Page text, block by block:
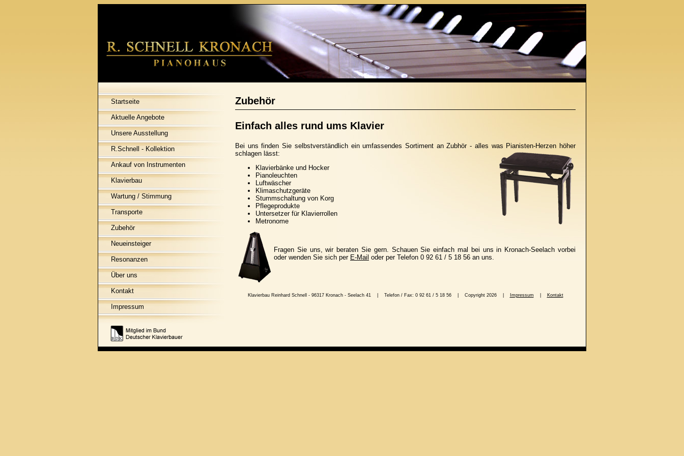
Startseite
Aktuelle Angebote
Unsere Ausstellung
R.Schnell - Kollektion
Ankauf von Instrumenten
Klavierbau
Wartung / Stimmung
Transporte
Zubehör
Neueinsteiger
Resonanzen
Über uns
Kontakt
Impressum
Zubehör
Einfach alles rund ums Klavier
Bei uns finden Sie selbstverständlich ein umfassendes Sortiment an Zubhör - alles was Pianisten-Herzen höher
schlagen lässt:
Klavierbänke und Hocker
Pianoleuchten
Luftwäscher
Klimaschutzgeräte
Stummschaltung von Korg
Pflegeprodukte
Untersetzer für Klavierrollen
Metronome
Fragen Sie uns, wir beraten Sie gern. Schauen Sie einfach mal bei uns in Kronach-Seelach vorbei
oder wenden Sie sich per E-Mail oder per Telefon 0 92 61 / 5 18 56 an uns.
Klavierbau Reinhard Schnell - 96317 Kronach - Seelach 41 | Telefon / Fax: 0 92 61 / 5 18 56 | Copyright 2026 | Impressum Kontakt